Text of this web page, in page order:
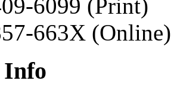
6099 (Print)
663X (Online)